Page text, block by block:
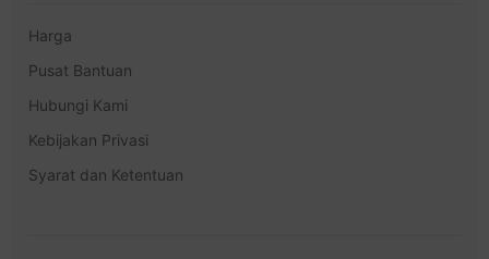
Harga
Pusat Bantuan
Hubungi Kami
Kebijakan Privasi
Syarat dan Ketentuan